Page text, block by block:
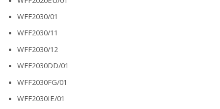
WFF2030/01
WFF2030/11
WFF2030/12
WFF2030DD/01
WFF2030FG/01
WFF2030IE/01